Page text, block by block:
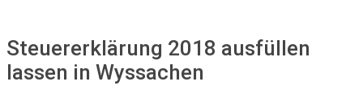
Steuererklärung 2018 ausfüllen
lassen in Wyssachen